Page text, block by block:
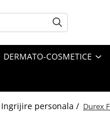
DERMATO-COSMETICE
Ingrijire personala / Durex